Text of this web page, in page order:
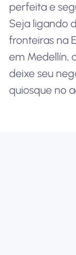
perfeita e
Seja ligando
fronteiras na
em Medellín,
deixe seu
quiosque no